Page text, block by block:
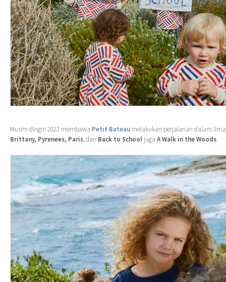
Musim dingin 2022 membawa Petit Bateau melakukan perjalanan dalam
Brittany, Pyrenees, Paris, dan Back to School juga A Walk in the Woods.